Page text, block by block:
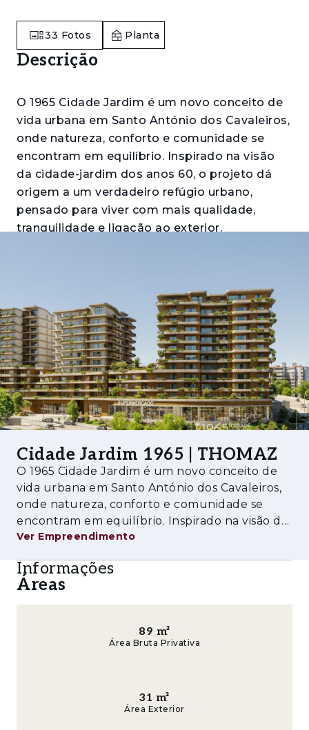
33 Fotos Planta
Descrição
O 1965 Cidade Jardim é um novo conceito de
vida urbana em Santo António dos Cavaleiros,
onde natureza, conforto e comunidade se
encontram em equilíbrio. Inspirado na visão
da cidade-jardim dos anos 60, o projeto dá
origem a um verdadeiro refúgio urbano,
pensado para viver com mais qualidade,
tranquilidade e ligação ao exterior.
serviços, criando um ambiente dinâmico e
sustentável onde o dia a dia flui com
naturalidade — entre o verde, a luz e a
conveniência de ter tudo por perto. Composto
por apartamentos de tipologias T1 a T4, o
projeto adapta-se a diferentes estilos de vida,
desde soluções mais compactas a espaços
familiares amplos. Com um forte
eficientes e sustentáveis, refletidas na
certificação BREEAM, que avalia o
desempenho dos edifícios em áreas como
eficiência energética, uso de recursos e
impacto ambiental.
- Parque urbano e extensas zonas verdes
- Comércio, restauração e supermercado
- Parque infantil e zonas familiares
Cidade Jardim 1965 | THOMAZ
O 1965 Cidade Jardim é um novo conceito de
vida urbana em Santo António dos Cavaleiros,
onde natureza, conforto e comunidade se
encontram em equilíbrio. Inspirado na visão da
cidade-jardim dos anos 60, o projeto dá origem
viver com mais qualidade, tranqui
Ver Empreendimento
Informações
Áreas
89 m²
Área Bruta Privativa
31 m²
Área Exterior